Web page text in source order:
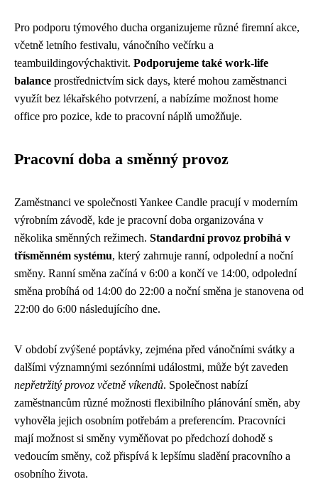
Pro podporu týmového ducha organizujeme různé firemní akce,
včetně letního festivalu, vánočního večírku a
teambuildingovýchaktivit. Podporujeme také work-life
balance prostřednictvím sick days, které mohou zaměstnanci
využít bez lékařského potvrzení, a nabízíme možnost home
office pro pozice, kde to pracovní náplň umožňuje.
Pracovní doba a směnný provoz
Zaměstnanci ve společnosti Yankee Candle pracují v moderním
výrobním závodě, kde je pracovní doba organizována v
několika směnných režimech. Standardní provoz probíhá v
třísměnném systému, který zahrnuje ranní, odpolední a noční
směny. Ranní směna začíná v 6:00 a končí ve 14:00, odpolední
směna probíhá od 14:00 do 22:00 a noční směna je stanovena od
22:00 do 6:00 následujícího dne.
V období zvýšené poptávky, zejména před vánočními svátky a
dalšími významnými sezónními událostmi, může být zaveden
nepřetržitý provoz včetně víkendů. Společnost nabízí
zaměstnancům různé možnosti flexibilního plánování směn, aby
vyhověla jejich osobním potřebám a preferencím. Pracovníci
mají možnost si směny vyměňovat po předchozí dohodě s
vedoucím směny, což přispívá k lepšímu sladění pracovního a
osobního života.